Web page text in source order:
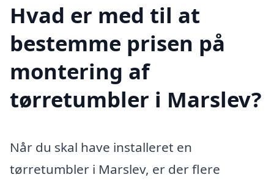
Hvad er med til at
bestemme prisen på
montering af
tørretumbler i Marslev?
Når du skal have installeret en
tørretumbler i Marslev, er der flere